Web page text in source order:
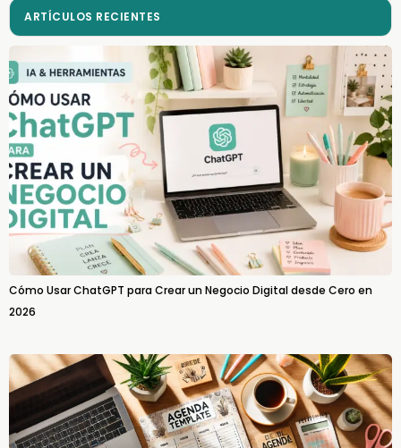
ARTÍCULOS RECIENTES
Cómo Usar ChatGPT para Crear un Negocio Digital desde Cero en
2026